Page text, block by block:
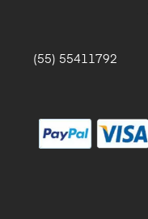
(55) 55411792